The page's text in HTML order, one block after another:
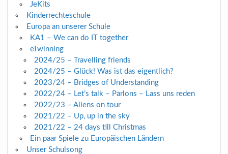
JeKits
Kinderrechteschule
Europa an unserer Schule
KA1 – We can do IT together
eTwinning
2024/25 – Travelling friends
2024/25 – Glück! Was ist das eigentlich?
2023/24 – Bridges of Understanding
2022/24 – Let’s talk – Parlons – Lass uns reden
2022/23 – Aliens on tour
2021/22 – Up, up in the sky
2021/22 – 24 days till Christmas
Ein paar Spiele zu Europäischen Ländern
Unser Schulsong